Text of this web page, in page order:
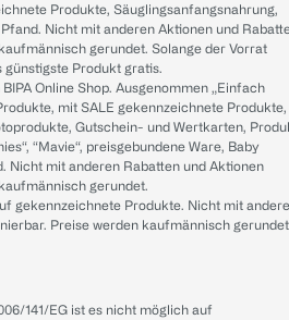
Produkte, Säuglingsanfangsnahrung,
Nicht mit anderen Aktionen und
gerundet. Solange der Vorrat
günstigste Produkt gratis.
Online Shop. Ausgenommen „Einfach
mit SALE gekennzeichnete Produkte,
Gutschein- und Wertkarten,
“Mavie“, preisgebundene Ware, Baby
Nicht mit anderen Rabatten und Aktionen
gerundet.
gekennzeichnete Produkte. Nicht mit
Preise werden kaufmännisch
141/EG ist es nicht möglich auf